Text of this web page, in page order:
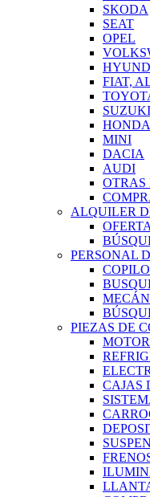
SKODA
SEAT
OPEL
FIAT,
SUZUKI
HONDA
MINI
DACIA
AUDI
OTRAS
ALQUILER
PERSONAL
PIEZAS DE
CAJAS